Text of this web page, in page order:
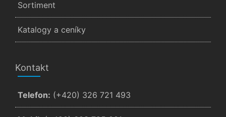
Sortiment
Katalogy a ceníky
Kontakt
Telefon: (+420) 326 721 493